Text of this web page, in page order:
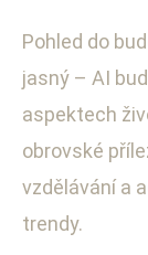
Pohled do
jasný – AI
aspektech
obrovské
vzdělávání a
trendy.